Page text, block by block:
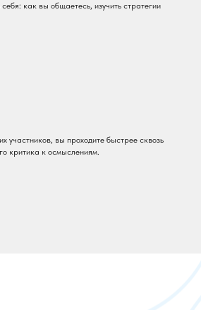
как вы общаетесь, изучить стратегии
участников, вы проходите быстрее сквозь
критика к осмыслениям.